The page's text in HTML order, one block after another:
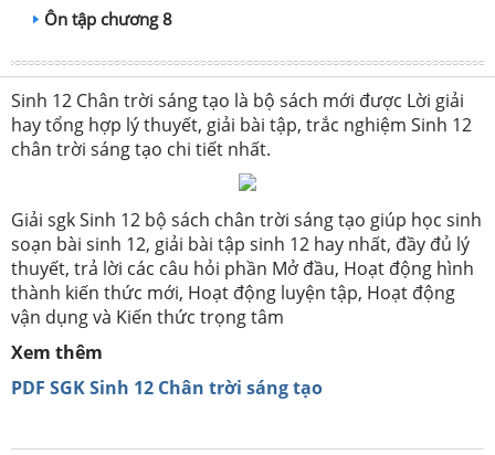
Ôn tập chương 8
Sinh 12 Chân trời sáng tạo là bộ sách mới được Lời giải
hay tổng hợp lý thuyết, giải bài tập, trắc nghiệm Sinh 12
chân trời sáng tạo chi tiết nhất.
Giải sgk Sinh 12 bộ sách chân trời sáng tạo giúp học sinh
soạn bài sinh 12, giải bài tập sinh 12 hay nhất, đầy đủ lý
thuyết, trả lời các câu hỏi phần Mở đầu, Hoạt động hình
thành kiến thức mới, Hoạt động luyện tập, Hoạt động
vận dụng và Kiến thức trọng tâm
Xem thêm
PDF SGK Sinh 12 Chân trời sáng tạo